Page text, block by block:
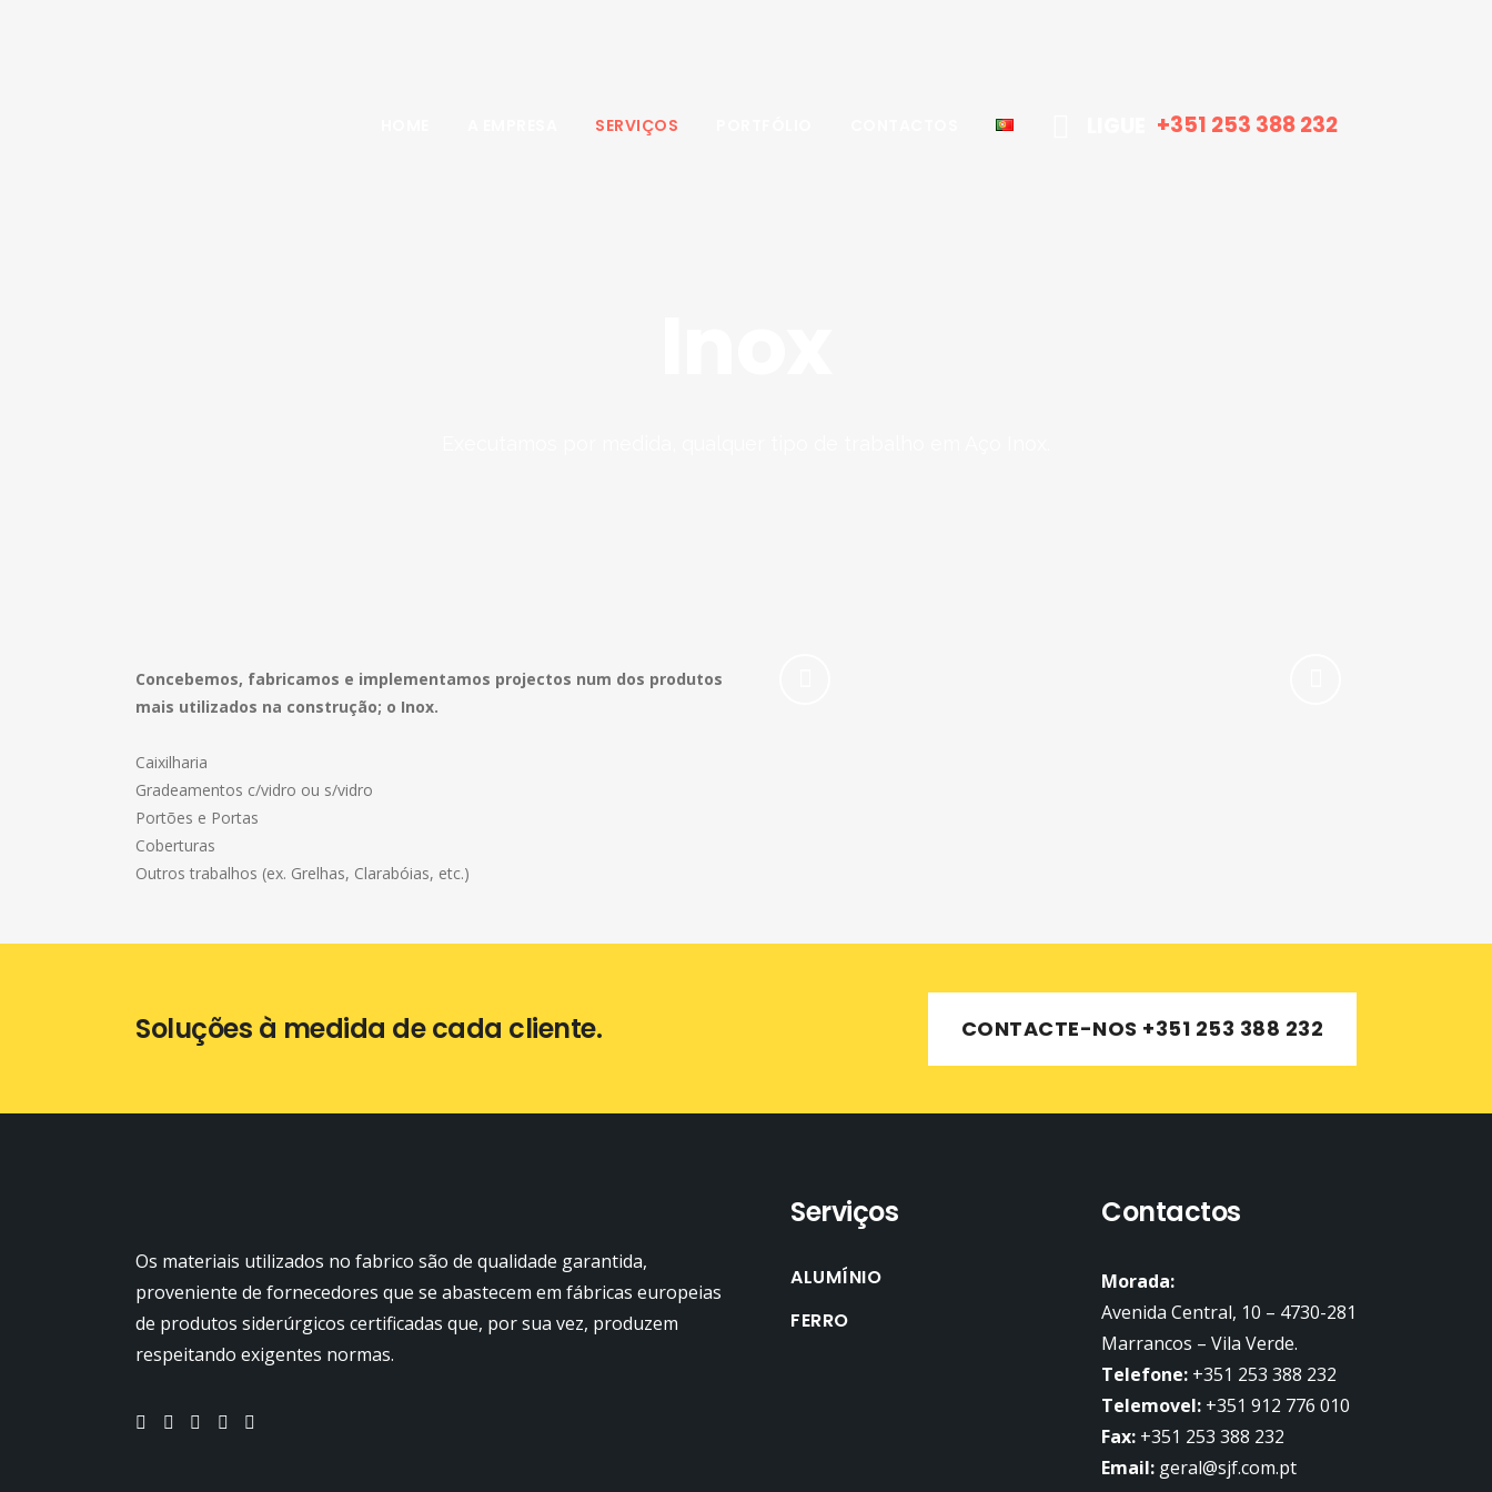
+351 253 388 232
SERVIÇOS
Concebemos, fabricamos e implementamos projectos num dos produtos
mais utilizados na construção; o Inox.
Caixilharia
Gradeamentos c/vidro ou s/vidro
Portões e Portas
Coberturas
Outros trabalhos (ex. Grelhas, Clarabóias, etc.)
Soluções à medida de cada cliente. CONTACTE-NOS +351 253 388 232
Os materiais utilizados no fabrico são de qualidade garantida,
proveniente de fornecedores que se abastecem em fábricas europeias
de produtos siderúrgicos certificadas que, por sua vez, produzem
respeitando exigentes normas.
Serviços
ALUMÍNIO
FERRO
Contactos
Morada:
Avenida Central, 10 – 4730-281
Marrancos – Vila Verde.
Telefone: +351 253 388 232
Telemovel: +351 912 776 010
Fax: +351 253 388 232
Email: geral@sjf.com.pt